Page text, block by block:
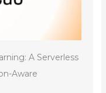
A Serverless
Aware